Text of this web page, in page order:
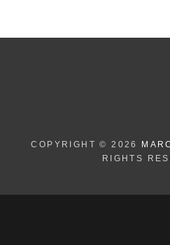
COPYRIGHT © 2026
RIGHTS